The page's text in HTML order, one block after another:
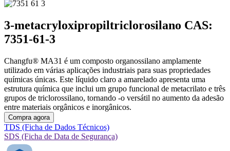
3-metacryloxipropiltriclorosilano CAS:
7351-61-3
Changfu® MA31 é um composto organossilano amplamente
utilizado em várias aplicações industriais para suas propriedades
químicas únicas. Este líquido claro a amarelado apresenta uma
estrutura química que inclui um grupo funcional de metacrilato e três
grupos de triclorossilano, tornando -o versátil no aumento da adesão
entre materiais orgânicos e inorgânicos.
Compra agora
TDS (Ficha de Dados Técnicos)
SDS (Ficha de Data de Segurança)